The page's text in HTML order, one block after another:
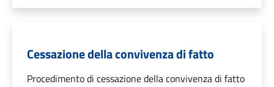
Cessazione della convivenza di fatto
Procedimento di cessazione della convivenza di fatto